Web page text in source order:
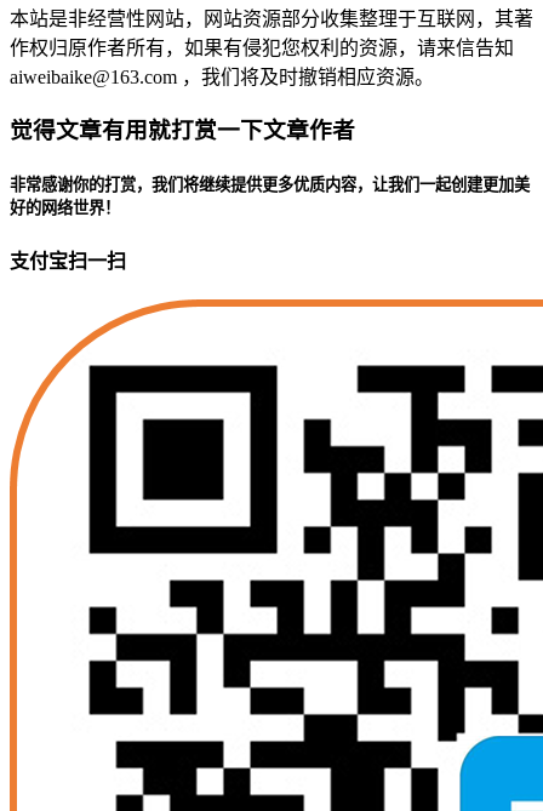
本站是非经营性网站，网站资源部分收集整理于互联网，其著
作权归原作者所有，如果有侵犯您权利的资源，请来信告知
aiweibaike@163.com ，我们将及时撤销相应资源。
觉得文章有用就打赏一下文章作者
非常感谢你的打赏，我们将继续提供更多优质内容，让我们一起创建更加美
好的网络世界！
支付宝扫一扫